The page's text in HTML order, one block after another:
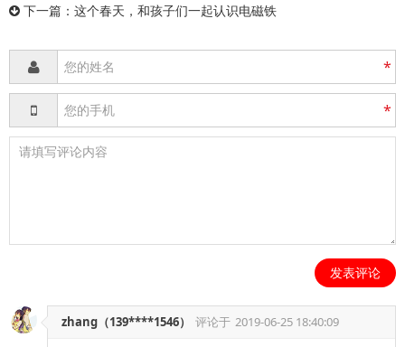
下一篇： 这个春天，和孩子们一起认识电磁铁
*
*
发表评论
zhang（139****1546） 评论于 2019-06-25 18:40:09